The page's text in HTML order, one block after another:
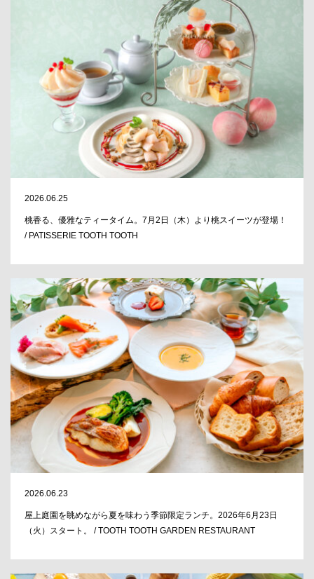
2026.06.25
桃香る、優雅なティータイム。7月2日（木）より桃スイーツが登場！
/ PATISSERIE TOOTH TOOTH
2026.06.23
屋上庭園を眺めながら夏を味わう季節限定ランチ。2026年6月23日
（火）スタート。 / TOOTH TOOTH GARDEN RESTAURANT